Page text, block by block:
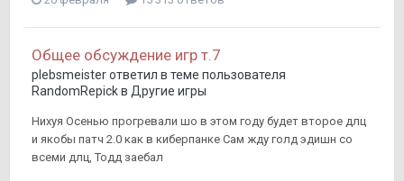
Общее обсуждение игр т.7
plebsmeisterответил в теме пользователя
RandomRepickв Другие игры
Нихуя Осенью прогревали шо в этом году будет второе длц
и якобы патч 2.0 как в киберпанке Сам жду голд эдишн со
всеми длц, Тодд заебал